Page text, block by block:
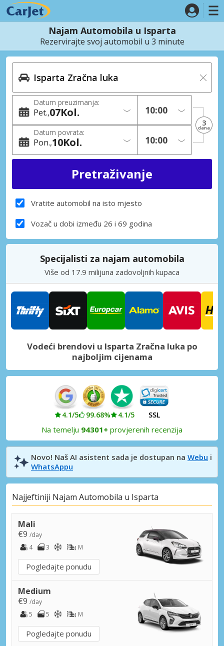
Najam Automobila u Isparta
Rezervirajte svoj automobil u 3 minute
Datum preuzimanja:
Pet. 07Kol.
Datum povrata:
Pon. 10Kol.
3
dana
Vratite automobil na isto mjesto
Vozač u dobi između 26 i 69 godina
Specijalisti za najam automobila
Više od 17.9 milijuna zadovoljnih kupaca
Vodeći brendovi u Isparta Zračna luka po
najboljim cijenama
4.1/5 99.68% 4.1/5 SSL
Na temelju 94301+ provjerenih recenzija
Novo! Naš AI asistent sada je dostupan na Webu i
WhatsAppu
Najjeftiniji Najam Automobila u Isparta
Mali
€9 /day
4
3 M
Pogledajte ponudu
Medium
€9 /day
5
5 M
Pogledajte ponudu